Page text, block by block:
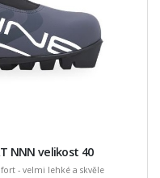
NNN velikost 40
- velmi lehké a skvěle